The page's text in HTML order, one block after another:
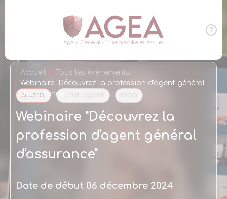
Accueil
Tous les évènements
Webinaire "Découvrez la profession d'agent général
d'assurance"
alumni futur-agent
Webinaire "Découvrez la
profession d'agent général
d'assurance"
Date de début 06 décembre 2024